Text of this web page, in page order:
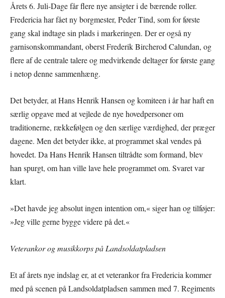
Årets 6. Juli-Dage får flere nye ansigter i de bærende roller.
Fredericia har fået ny borgmester, Peder Tind, som for første
gang skal indtage sin plads i markeringen. Der er også ny
garnisonskommandant, oberst Frederik Bircherod Calundan, og
flere af de centrale talere og medvirkende deltager for første gang
i netop denne sammenhæng.
Det betyder, at Hans Henrik Hansen og komiteen i år har haft en
særlig opgave med at vejlede de nye hovedpersoner om
traditionerne, rækkefølgen og den særlige værdighed, der præger
dagene. Men det betyder ikke, at programmet skal vendes på
hovedet. Da Hans Henrik Hansen tiltrådte som formand, blev
han spurgt, om han ville lave hele programmet om. Svaret var
klart.
»Det havde jeg absolut ingen intention om,« siger han og tilføjer:
»Jeg ville gerne bygge videre på det.«
Veterankor og musikkorps på Landsoldatpladsen
Et af årets nye indslag er, at et veterankor fra Fredericia kommer
med på scenen på Landsoldatpladsen sammen med 7. Regiments